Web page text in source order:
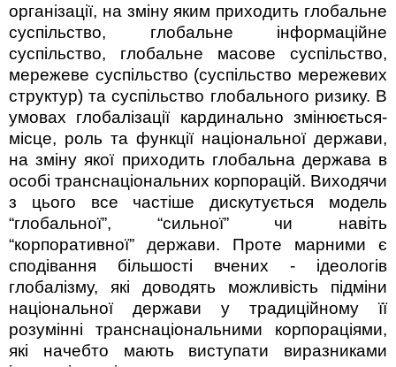
організації, на зміну яким приходить глобальне
суспільство, глобальне інформаційне
суспільство, глобальне масове суспільство,
мережеве суспільство (суспільство мережевих
структур) та суспільство глобального ризику. В
умовах глобалізації кардинально змінюється­
місце, роль та функції національної держави,
на зміну якої приходить глобальна держава в
особі транснаціональних корпорацій. Виходячи
з цього все частіше дискутується модель
“глобальної”, “сильної” чи навіть
“корпоративної” держави. Проте марними є
сподівання більшості вчених - ідеологів
глобалізму, які доводять можливість підміни
національної держави у традиційному її
розумінні транснаціональними корпораціями,
які начебто мають виступати виразниками